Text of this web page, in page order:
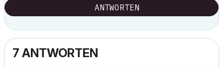
ANTWORTEN
7 ANTWORTEN